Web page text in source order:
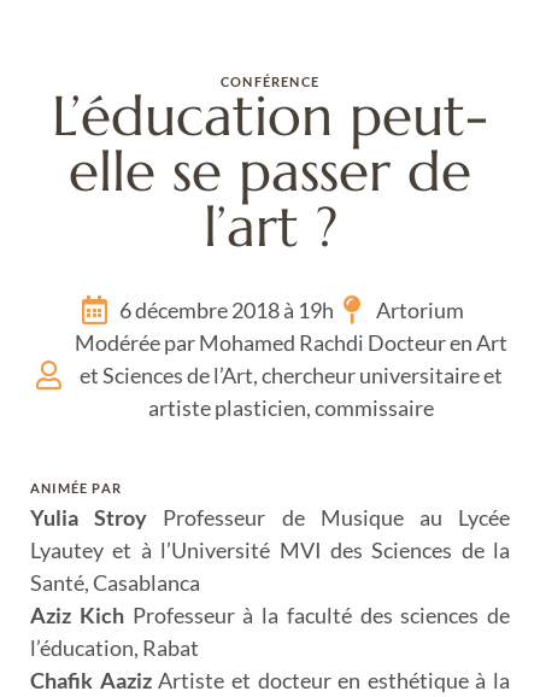
CONFÉRENCE
L’éducation peut-
elle se passer de
l’art ?
6 décembre 2018 à 19h
Artorium
Modérée par Mohamed Rachdi Docteur en Art
et Sciences de l’Art, chercheur universitaire et
artiste plasticien, commissaire
ANIMÉE PAR
Yulia Stroy Professeur de Musique au Lycée
Lyautey et à l’Université MVI des Sciences de la
Santé, Casablanca
Aziz KichProfesseur à la faculté des sciences de
l’éducation, Rabat
Chafik AazizArtiste et docteur en esthétique à la